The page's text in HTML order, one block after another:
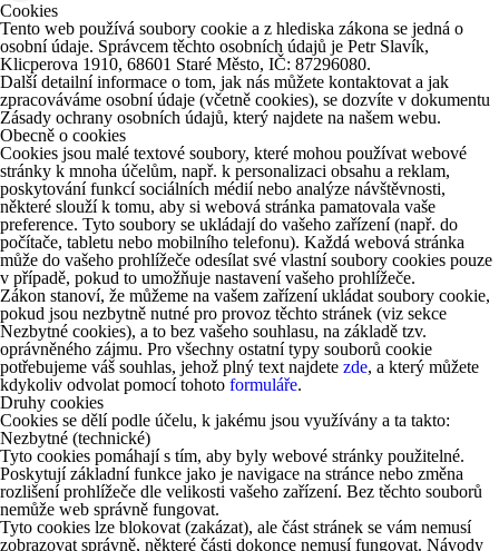
Cookies
Tento web používá soubory cookie a z hlediska zákona se jedná o
osobní údaje. Správcem těchto osobních údajů je Petr Slavík,
Klicperova 1910, 68601 Staré Město, IČ: 87296080.
Další detailní informace o tom, jak nás můžete kontaktovat a jak
zpracováváme osobní údaje (včetně cookies), se dozvíte v dokumentu
Zásady ochrany osobních údajů, který najdete na našem webu.
Obecně o cookies
Cookies jsou malé textové soubory, které mohou používat webové
stránky k mnoha účelům, např. k personalizaci obsahu a reklam,
poskytování funkcí sociálních médií nebo analýze návštěvnosti,
některé slouží k tomu, aby si webová stránka pamatovala vaše
preference. Tyto soubory se ukládají do vašeho zařízení (např. do
počítače, tabletu nebo mobilního telefonu). Každá webová stránka
může do vašeho prohlížeče odesílat své vlastní soubory cookies pouze
v případě, pokud to umožňuje nastavení vašeho prohlížeče.
Zákon stanoví, že můžeme na vašem zařízení ukládat soubory cookie,
pokud jsou nezbytně nutné pro provoz těchto stránek (viz sekce
Nezbytné cookies), a to bez vašeho souhlasu, na základě tzv.
oprávněného zájmu. Pro všechny ostatní typy souborů cookie
potřebujeme váš souhlas, jehož plný text najdete zde, a který můžete
kdykoliv odvolat pomocí tohoto formuláře.
Druhy cookies
Cookies se dělí podle účelu, k jakému jsou využívány a ta takto:
Nezbytné (technické)
Tyto cookies pomáhají s tím, aby byly webové stránky použitelné.
Poskytují základní funkce jako je navigace na stránce nebo změna
rozlišení prohlížeče dle velikosti vašeho zařízení. Bez těchto souborů
nemůže web správně fungovat.
Tyto cookies lze blokovat (zakázat), ale část stránek se vám nemusí
zobrazovat správně, některé části dokonce nemusí fungovat. Návody